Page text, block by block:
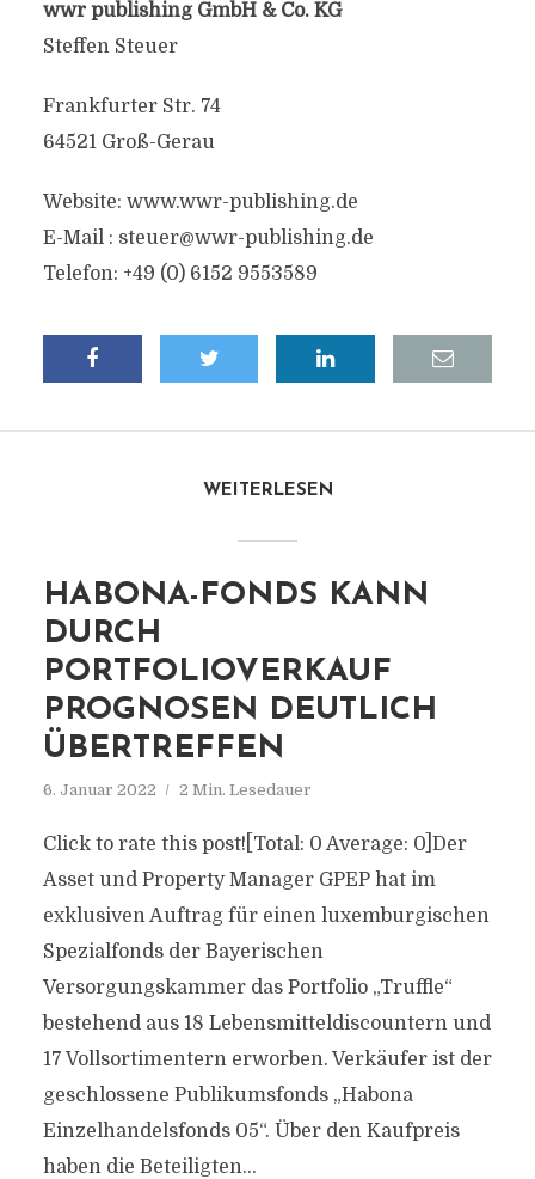
wwr publishing GmbH & Co. KG
Steffen Steuer
Frankfurter Str. 74
64521 Groß-Gerau
Website: www.wwr-publishing.de
E-Mail : steuer@wwr-publishing.de
Telefon: +49 (0) 6152 9553589
WEITERLESEN
HABONA-FONDS KANN
DURCH
PORTFOLIOVERKAUF
PROGNOSEN DEUTLICH
ÜBERTREFFEN
6. Januar 2022 2 Min. Lesedauer
Click to rate this post![Total: 0 Average: 0]Der
Asset und Property Manager GPEP hat im
exklusiven Auftrag für einen luxemburgischen
Spezialfonds der Bayerischen
Versorgungskammer das Portfolio „Truffle“
bestehend aus 18 Lebensmitteldiscountern und
17 Vollsortimentern erworben. Verkäufer ist der
geschlossene Publikumsfonds „Habona
Einzelhandelsfonds 05“. Über den Kaufpreis
haben die Beteiligten...